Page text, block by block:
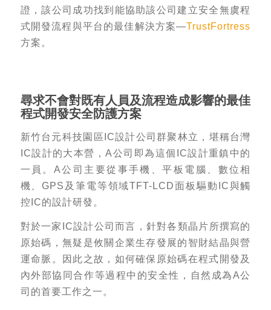
證，該公司成功找到能協助該公司建立安全無虞程
式開發流程與平台的最佳解決方案—TrustFortress
方案。
尋求不會對既有人員及流程造成影響的最佳
程式開發安全防護方案
新竹台元科技園區IC設計公司群聚林立，堪稱台灣
IC設計的大本營，A公司即為這個IC設計重鎮中的
一員。A公司主要從事手機、平板電腦、數位相
機、GPS及筆電等領域TFT-LCD面板驅動IC與觸
控IC的設計研發。
對於一家IC設計公司而言，針對各類晶片所撰寫的
原始碼，無疑是攸關企業生存發展的智財結晶與營
運命脈。因此之故，如何確保原始碼在程式開發及
內外部協同合作等過程中的安全性，自然成為A公
司的首要工作之一。